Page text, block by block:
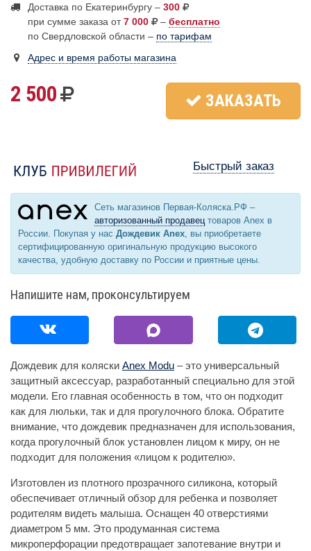
Доставка по Екатеринбургу – 300
при сумме заказа от7 000 – бесплатно
по Свердловской области – по тарифам
Адрес и время работы магазина
2 500 ЗАКАЗАТЬ
Быстрый заказ
Сеть магазинов Первая-Коляска.РФ –
авторизованный продавецтоваров Anex в
России. Покупая у нас Дождевик Anex, вы приобретаете
сертифицированную оригинальную продукцию высокого
качества, удобную доставку по России и приятные цены.
Напишите нам, проконсультируем
Дождевик для коляски Anex Modu – это универсальный
защитный аксессуар, разработанный специально для этой
модели. Его главная особенность в том, что он подходит
как для люльки, так и для прогулочного блока. Обратите
внимание, что дождевик предназначен для использования,
когда прогулочный блок установлен лицом к миру, он не
подходит для положения «лицом к родителю».
Изготовлен из плотного прозрачного силикона, который
обеспечивает отличный обзор для ребенка и позволяет
родителям видеть малыша. Оснащен 40 отверстиями
диаметром 5 мм. Это продуманная система
микроперфорации предотвращает запотевание внутри и